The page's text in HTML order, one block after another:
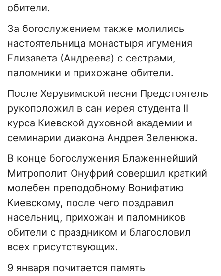
обители.
За богослужением также молились
настоятельница монастыря игумения
Елизавета (Андреева) с сестрами,
паломники и прихожане обители.
После Херувимской песни Предстоятель
рукоположил в сан иерея студента ІІ
курса Киевской духовной академии и
семинарии диакона Андрея Зеленюка.
В конце богослужения Блаженнейший
Митрополит Онуфрий совершил краткий
молебен преподобному Вонифатию
Киевскому, после чего поздравил
насельниц, прихожан и паломников
обители с праздником и благословил
всех присутствующих.
9 января почитается память